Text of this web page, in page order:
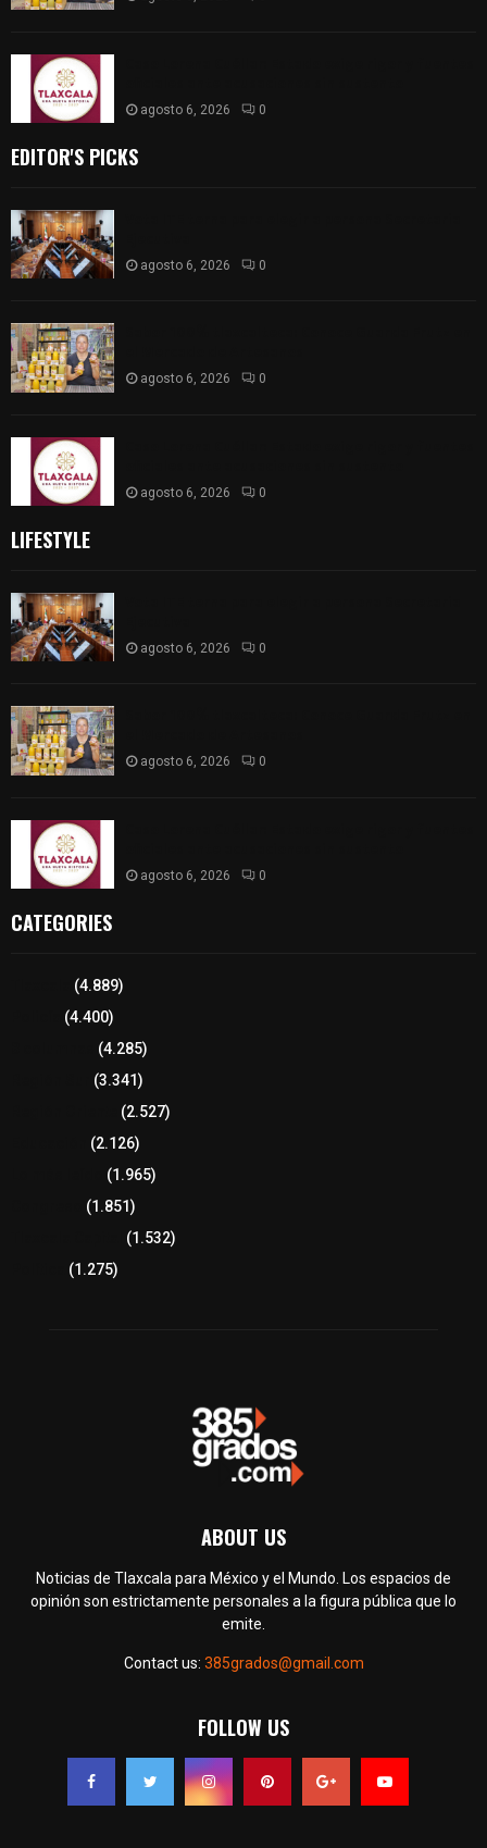
agosto 6, 2026 0
EDITOR'S PICKS
agosto 6, 2026 0
agosto 6, 2026 0
agosto 6, 2026 0
LIFESTYLE
agosto 6, 2026 0
agosto 6, 2026 0
agosto 6, 2026 0
CATEGORIES
(4.889)
(4.400)
(4.285)
(3.341)
(2.527)
(2.126)
(1.965)
(1.851)
(1.532)
(1.275)
ABOUT US
Noticias de Tlaxcala para México y el Mundo. Los espacios de
opinión son estrictamente personales a la figura pública que lo
emite.
Contact us: 385grados@gmail.com
FOLLOW US